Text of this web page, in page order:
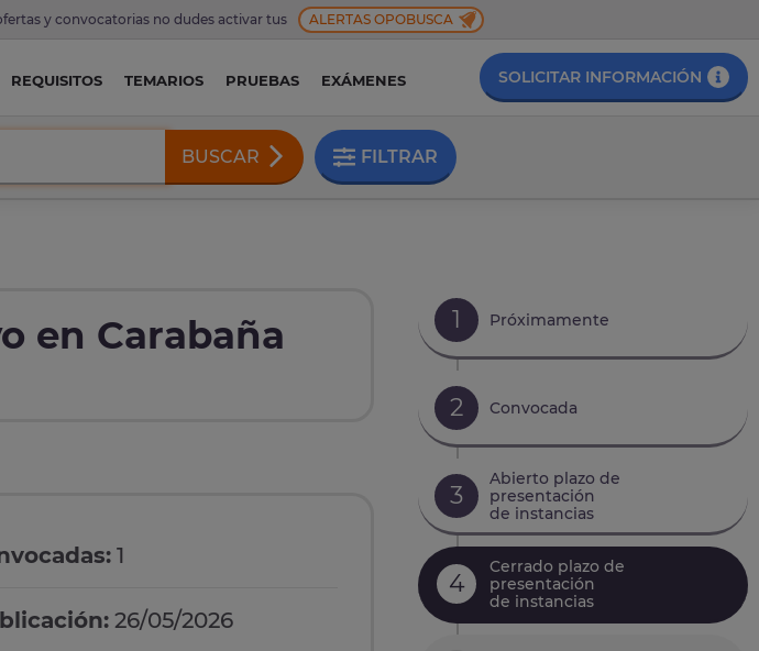
y convocatorias no dudes activar tus ALERTAS OPOBUSCA
REQUISITOS TEMARIOS PRUEBAS EXÁMENES SOLICITAR INFORMACIÓN
BUSCAR FILTRAR
en Carabaña
1
26/05/2026
1 Próximamente
2 Convocada
3
Abierto plazo de
presentación
de instancias
4
Cerrado plazo de
presentación
de instancias